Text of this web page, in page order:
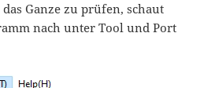
Ganze zu prüfen, schaut
nach unter Tool und Port